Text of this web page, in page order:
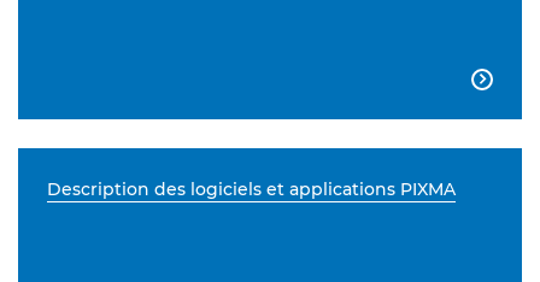

Description des logiciels et applications PIXMA